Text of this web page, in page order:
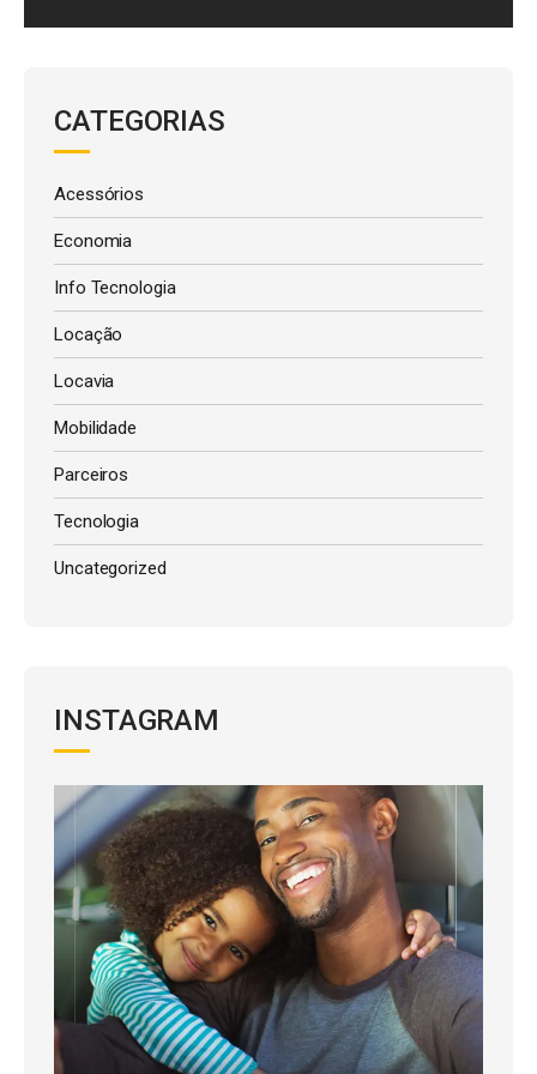
CATEGORIAS
Acessórios
Economia
Info Tecnologia
Locação
Locavia
Mobilidade
Parceiros
Tecnologia
Uncategorized
INSTAGRAM